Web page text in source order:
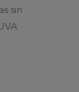
sin